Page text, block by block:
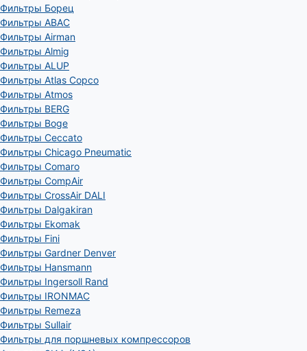
Фильтры Борец
Фильтры ABAC
Фильтры Airman
Фильтры Almig
Фильтры ALUP
Фильтры Atlas Copco
Фильтры Atmos
Фильтры BERG
Фильтры Boge
Фильтры Ceccato
Фильтры Chicago Pneumatic
Фильтры Comaro
Фильтры CompAir
Фильтры CrossAir DALI
Фильтры Dalgakiran
Фильтры Ekomak
Фильтры Fini
Фильтры Gardner Denver
Фильтры Hansmann
Фильтры Ingersoll Rand
Фильтры IRONMAC
Фильтры Remeza
Фильтры Sullair
Фильтры для поршневых компрессоров